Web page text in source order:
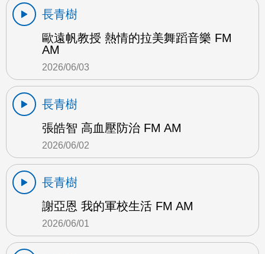
長青樹
歐遠帆教授 熱情的拉美舞蹈音樂 FM
AM
2026/06/03
長青樹
張皓智 高血壓防治 FM AM
2026/06/02
長青樹
謝亞恩 我的軍校生活 FM AM
2026/06/01